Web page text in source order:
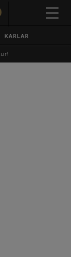
KARLAR